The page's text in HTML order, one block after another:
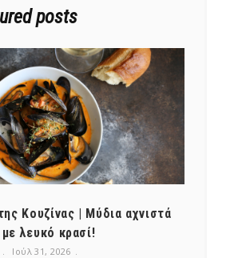
posts
Κουζίνας | Μύδια αχνιστά
λευκό κρασί!
Ιούλ 31, 2026